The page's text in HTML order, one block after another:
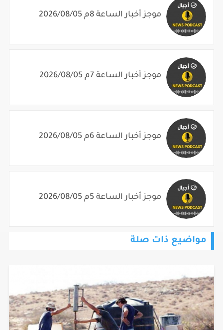
موجز أخبار الساعة 8م 2026/08/05
موجز أخبار الساعة 7م 2026/08/05
موجز أخبار الساعة 6م 2026/08/05
موجز أخبار الساعة 5م 2026/08/05
مواضيع ذات صلة